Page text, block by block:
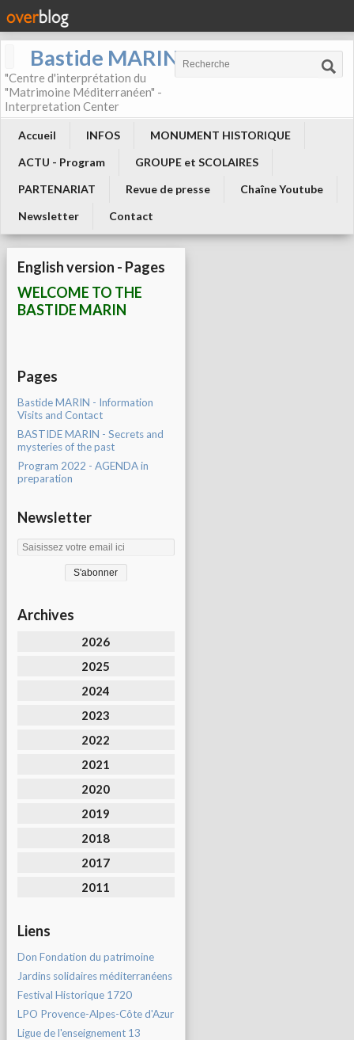
Bastide MARIN
"Centre d'interprétation du
"Matrimoine Méditerranéen" -
Interpretation Center
Accueil INFOS
MONUMENT HISTORIQUE
ACTU - Program
GROUPE et SCOLAIRES
PARTENARIAT
Revue de presse
Chaîne Youtube
Newsletter
Contact
English version - Pages
WELCOME TO THE
BASTIDE MARIN
Pages
Bastide MARIN - Information
Visits and Contact
BASTIDE MARIN - Secrets and
mysteries of the past
Program 2022 - AGENDA in
preparation
Newsletter
Archives
2026
2025
2024
2023
2022
2021
2020
2019
2018
2017
2011
Liens
Don Fondation du patrimoine
Jardins solidaires méditerranéens
Festival Historique 1720
LPO Provence-Alpes-Côte d'Azur
Ligue de l'enseignement 13